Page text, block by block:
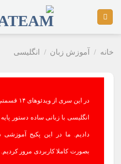
خانه / آموزش زبان / انگلیسی
در این سری
انگلیسی با زبانی ساده دستور
دادیم. ما در این پکیج آموزشی
بصورت کاملا کاربردی مرور